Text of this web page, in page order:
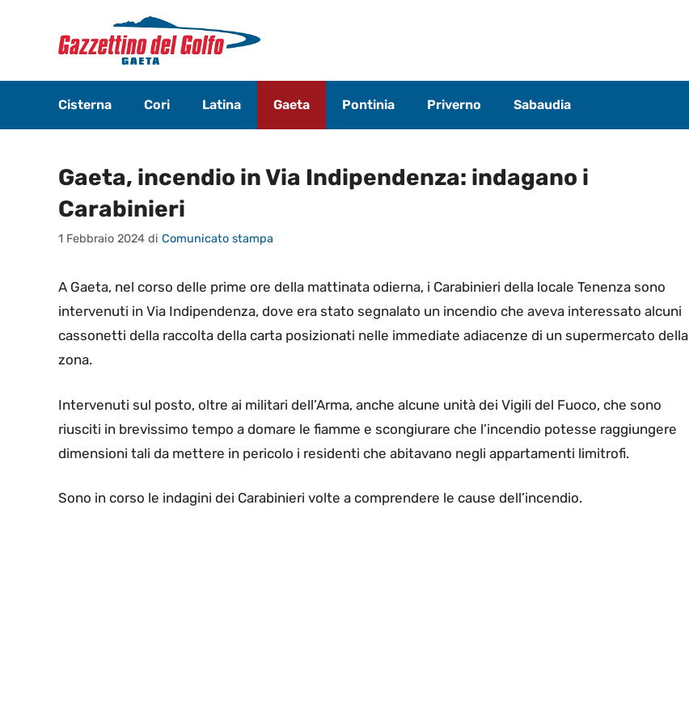
contenuto
Cisterna Cori Latina Gaeta Pontinia Priverno Sabaudia
Gaeta, incendio in Via Indipendenza: indagano i
Carabinieri
1 Febbraio 2024 di Comunicato stampa
A Gaeta, nel corso delle prime ore della mattinata odierna, i Carabinieri della locale Tenenza sono
intervenuti in Via Indipendenza, dove era stato segnalato un incendio che aveva interessato alcuni
cassonetti della raccolta della carta posizionati nelle immediate adiacenze di un supermercato della
zona.
Intervenuti sul posto, oltre ai militari dell’Arma, anche alcune unità dei Vigili del Fuoco, che sono
riusciti in brevissimo tempo a domare le fiamme e scongiurare che l’incendio potesse raggiungere
dimensioni tali da mettere in pericolo i residenti che abitavano negli appartamenti limitrofi.
Sono in corso le indagini dei Carabinieri volte a comprendere le cause dell’incendio.